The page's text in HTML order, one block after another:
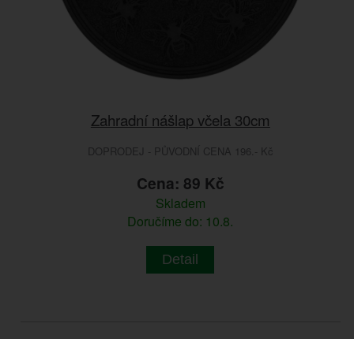
Zahradní nášlap včela 30cm
DOPRODEJ - PŮVODNÍ CENA 196.- Kč
Cena: 89 Kč
Skladem
Doručíme do: 10.8.
Detail